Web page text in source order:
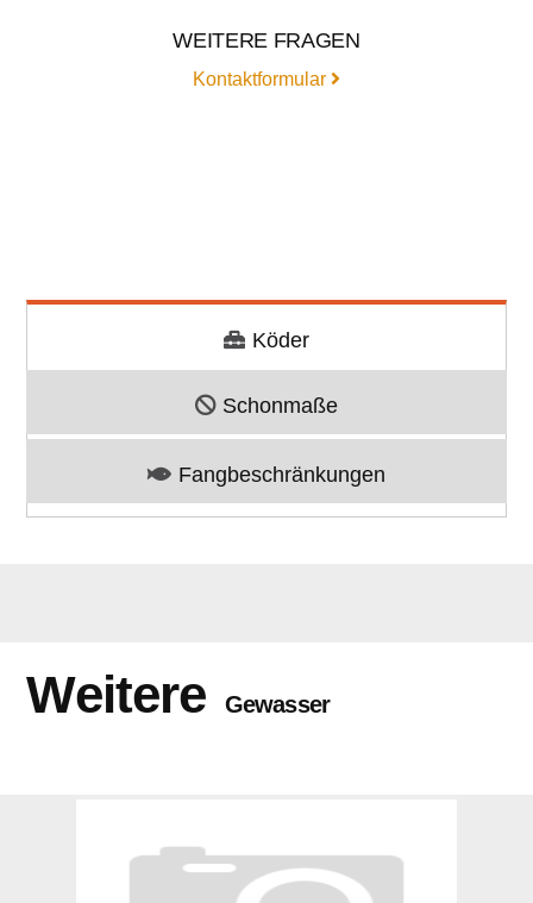
WEITERE FRAGEN
Kontaktformular
Köder
Schonmaße
Fangbeschränkungen
Weitere Gewasser